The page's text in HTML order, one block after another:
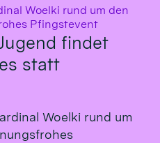
Woelki rund um den
Pfingstevent:
findet
statt
Woelki rund um